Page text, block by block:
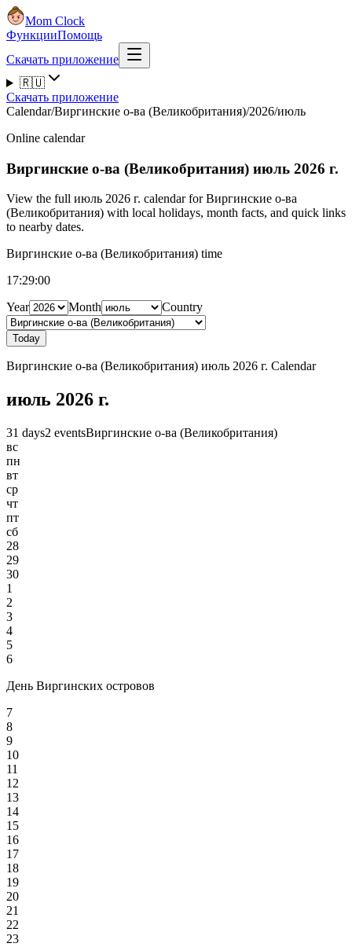
Mom Clock
ФункцииПомощь
Скачать приложение
🇷🇺
Скачать приложение
Calendar/Виргинские о-ва (Великобритания)/2026/июль
Online calendar
Виргинские о-ва (Великобритания) июль 2026 г.
View the full июль 2026 г. calendar for Виргинские о-ва
(Великобритания) with local holidays, month facts, and quick links
to nearby dates.
Виргинские о-ва (Великобритания) time
17:29:01
Year
Month Country
Today
Виргинские о-ва (Великобритания) июль 2026 г. Calendar
июль 2026 г.
31 days2 eventsВиргинские о-ва (Великобритания)
вс
пн
вт
ср
чт
пт
сб
28
29
30
1
2
3
4
5
6
День Виргинских островов
7
8
9
10
11
12
13
14
15
16
17
18
19
20
21
22
23